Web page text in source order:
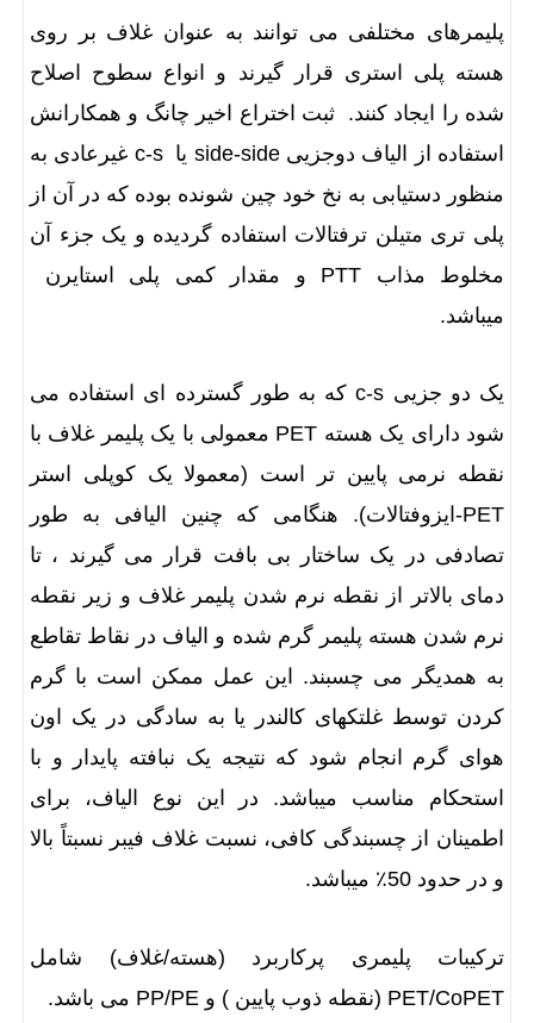
پلیمرهای مختلفی می توانند به عنوان غلاف بر روی
هسته پلی استری قرار گیرند و انواع سطوح اصلاح
شده را ایجاد کنند. ثبت اختراع اخیر چانگ و همکارانش
استفاده از الیاف دوجزیی side-side یا c-s غیرعادی به
منظور دستیابی به نخ خود چین شونده بوده که در آن از
پلی تری متیلن ترفتالات استفاده گردیده و یک جزء آن
مخلوط مذاب PTT و مقدار کمی پلی استایرن
میباشد.
یک دو جزیی c-s که به طور گسترده ای استفاده می
شود دارای یک هسته PET معمولی با یک پلیمر غلاف با
نقطه نرمی پایین تر است (معمولا یک کوپلی استر
PET-ایزوفتالات). هنگامی که چنین الیافی به طور
تصادفی در یک ساختار بی بافت قرار می گیرند ، تا
دمای بالاتر از نقطه نرم شدن پلیمر غلاف و زیر نقطه
نرم شدن هسته پلیمر گرم شده و الیاف در نقاط تقاطع
به همدیگر می چسبند. این عمل ممکن است با گرم
کردن توسط غلتکهای کالندر یا به سادگی در یک اون
هوای گرم انجام شود که نتیجه یک نبافته پایدار و با
استحکام مناسب میباشد. در این نوع الیاف، برای
اطمینان از چسبندگی کافی، نسبت غلاف فیبر نسبتاً بالا
و در حدود 50٪ میباشد.
ترکیبات پلیمری پرکاربرد (هسته/غلاف) شامل
PET/CoPET (نقطه ذوب پایین ) و PP/PE می باشد.